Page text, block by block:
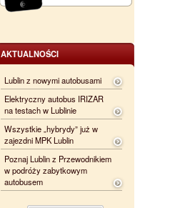
AKTUALNOŚCI
Lublin z nowymi autobusami
Elektryczny autobus IRIZAR
na testach w Lublinie
Wszystkie „hybrydy” już w
zajezdni MPK Lublin
Poznaj Lublin z Przewodnikiem
w podróży zabytkowym
autobusem